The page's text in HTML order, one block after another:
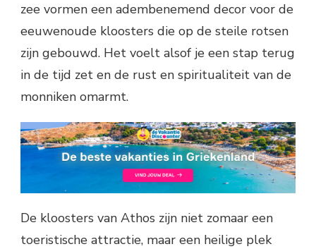
zee vormen een adembenemend decor voor de
eeuwenoude kloosters die op de steile rotsen
zijn gebouwd. Het voelt alsof je een stap terug
in de tijd zet en de rust en spiritualiteit van de
monniken omarmt.
De kloosters van Athos zijn niet zomaar een
toeristische attractie, maar een heilige plek